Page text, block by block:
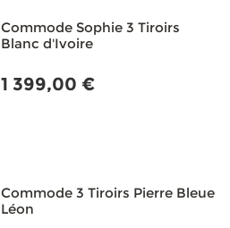
Commode Sophie 3 Tiroirs
Blanc d'Ivoire
1 399,00 €
Commode 3 Tiroirs Pierre Bleue
Léon